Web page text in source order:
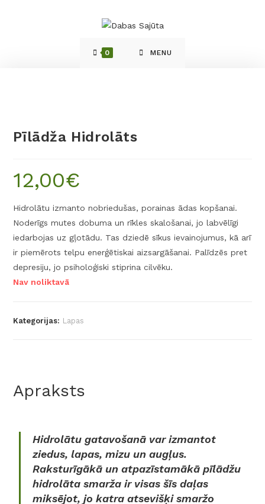
0 MENU
Pīlādža Hidrolāts
12,00€
Hidrolātu izmanto nobriedušas, porainas ādas kopšanai.
Noderīgs mutes dobuma un rīkles skalošanai, jo labvēlīgi
iedarbojas uz gļotādu. Tas dziedē sīkus ievainojumus, kā arī
ir piemērots telpu enerģētiskai aizsargāšanai. Palīdzēs pret
depresiju, jo psiholoģiski stiprina cilvēku.
Nav noliktavā
Kategorijas: Lapas
Apraksts
Hidrolātu gatavošanā var izmantot
ziedus, lapas, mizu un augļus.
Raksturīgākā un atpazīstamākā pīlādžu
hidrolāta smarža ir visas šīs daļas
miksējot, jo katra atsevišķi smaržo